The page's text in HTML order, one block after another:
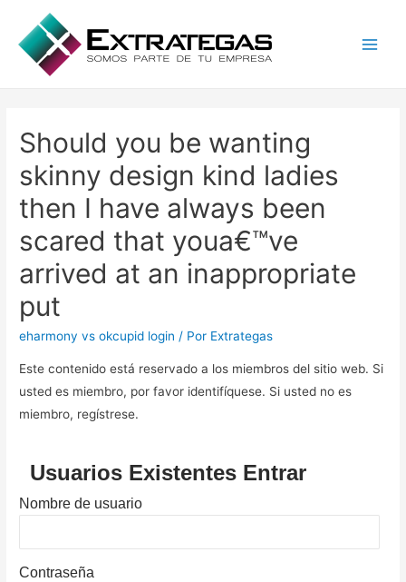
Should you be wanting
skinny design kind ladies
then I have always been
scared that youa€™ve
arrived at an inappropriate
put
eharmony vs okcupid login / Por Extrategas
Este contenido está reservado a los miembros del sitio web. Si
usted es miembro, por favor identifíquese. Si usted no es
miembro, regístrese.
Usuarios Existentes Entrar
Nombre de usuario
Contraseña